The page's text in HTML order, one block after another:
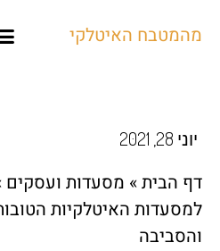
מהמטבח האיטלקי
יוני 28, 2021
דף הבית»מסעדות ועסקים»
למסעדות האיטלקיות
והסביבה